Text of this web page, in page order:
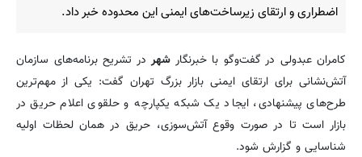
اضطراری و ارتقای زیرساخت‌های ایمنی این محدوده خبر داد.
کامران عبدولی در گفت‌وگو با خبرنگار شهردر تشریح برنامه‌های سازمان
آتش‌نشانی برای ارتقای ایمنی بازار بزرگ تهران گفت: یکی از مهم‌ترین
طرح‌های پیشنهادی، ایجاد یک شبکه یکپارچه و حلقوی اعلام حریق در
بازار است تا در صورت وقوع آتش‌سوزی، حریق در همان لحظات اولیه
شناسایی و گزارش شود.